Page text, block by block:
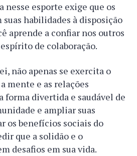
nesse esporte exige que os
habilidades à disposição
aprende a confiar nos outros
de colaboração.
não apenas se exercita o
mente e as relações
forma divertida e saudável de
e ampliar suas
os benefícios sociais do
que a solidão e o
desafios em sua vida.